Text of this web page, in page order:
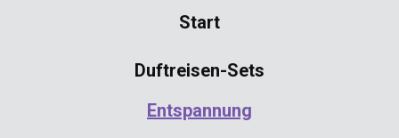
Start
Duftreisen-Sets
Entspannung